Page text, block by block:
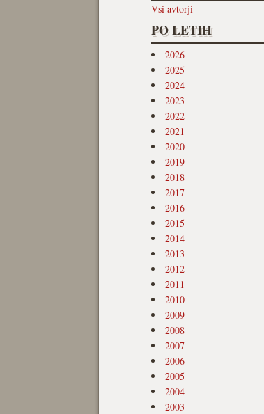
Vsi avtorji
PO LETIH
2026
2025
2024
2023
2022
2021
2020
2019
2018
2017
2016
2015
2014
2013
2012
2011
2010
2009
2008
2007
2006
2005
2004
2003